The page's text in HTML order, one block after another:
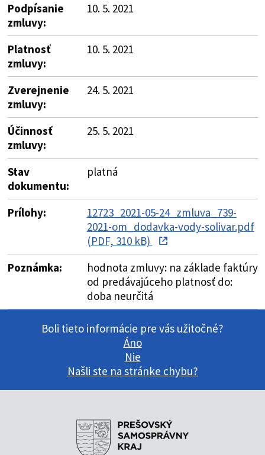
Podpísanie
zmluvy:
10. 5. 2021
Platnosť
zmluvy:
10. 5. 2021
Zverejnenie
zmluvy:
24. 5. 2021
Účinnosť
zmluvy:
25. 5. 2021
Stav
dokumentu:
platná
Prílohy:
12723_2021-05-24_zmluva_739-
2021-om_dodavka-vody-solivar.pdf
(PDF, 310 kB)
Poznámka:
hodnota zmluvy: na základe faktúry
od predávajúceho platnosť do:
doba neurčitá
Boli tieto informácie pre vás užitočné?
Áno
Nie
Našli ste na stránke chybu?